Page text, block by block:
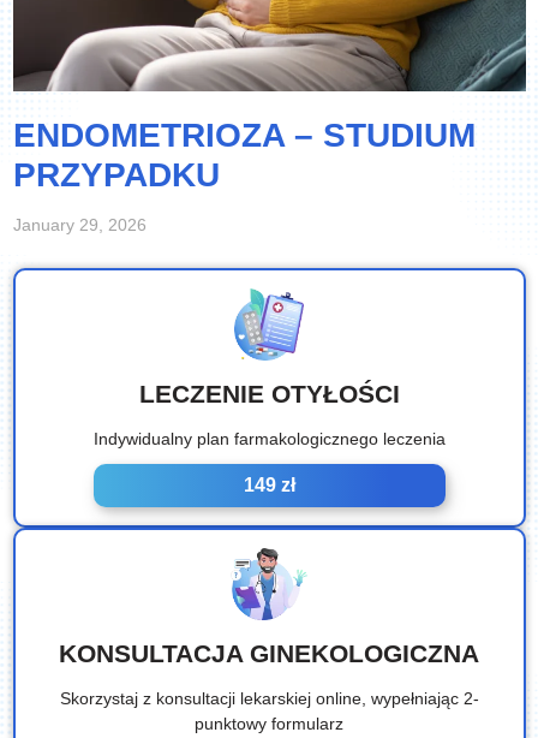
ENDOMETRIOZA – STUDIUM
PRZYPADKU
January 29, 2026
LECZENIE OTYŁOŚCI
Indywidualny plan farmakologicznego leczenia
149 zł
KONSULTACJA GINEKOLOGICZNA
Skorzystaj z konsultacji lekarskiej online, wypełniając 2-
punktowy formularz